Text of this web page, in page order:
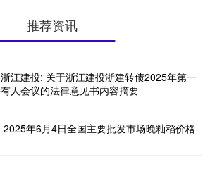
推荐资讯
江建投: 关于浙江建投浙建转债2025年第一
人会议的法律意见书内容摘要
2025年6月4日全国主要批发市场晚籼稻价格